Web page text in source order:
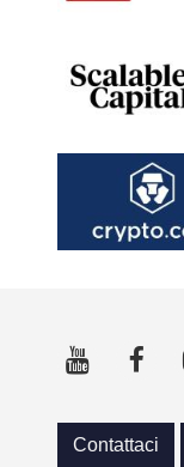
Contattaci